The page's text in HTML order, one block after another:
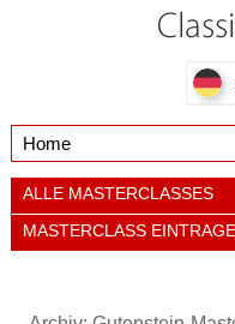
ALLE MASTERCLASSES
MASTERCLASS